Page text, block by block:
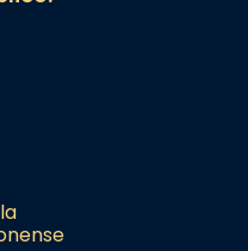
Jerusalem per
44).
de les invasions
de tota
fou un g